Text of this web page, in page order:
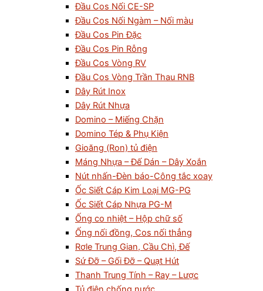
Đầu Cos Nối CE-SP
Đầu Cos Nối Ngàm – Nối màu
Đầu Cos Pin Đặc
Đầu Cos Pin Rỗng
Đầu Cos Vòng RV
Đầu Cos Vòng Trần Thau RNB
Dây Rút Inox
Dây Rút Nhựa
Domino – Miếng Chặn
Domino Tép & Phụ Kiện
Gioăng (Ron) tủ điện
Máng Nhựa – Đế Dán – Dây Xoắn
Nút nhấn-Đèn báo-Công tắc xoay
Ốc Siết Cáp Kim Loại MG-PG
Ốc Siết Cáp Nhựa PG-M
Ống co nhiệt – Hộp chữ số
Ống nối đồng, Cos nối thẳng
Rơle Trung Gian, Cầu Chì, Đế
Sứ Đỡ – Gối Đỡ – Quạt Hút
Thanh Trung Tính – Ray – Lược